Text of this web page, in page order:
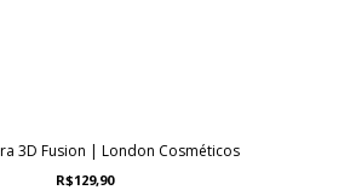
3D Fusion | London Cosméticos
R$129,90